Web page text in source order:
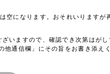
空になります。おそれいりますが
いますので、確認でき次第はがし
他通信欄」にその旨をお書き添え